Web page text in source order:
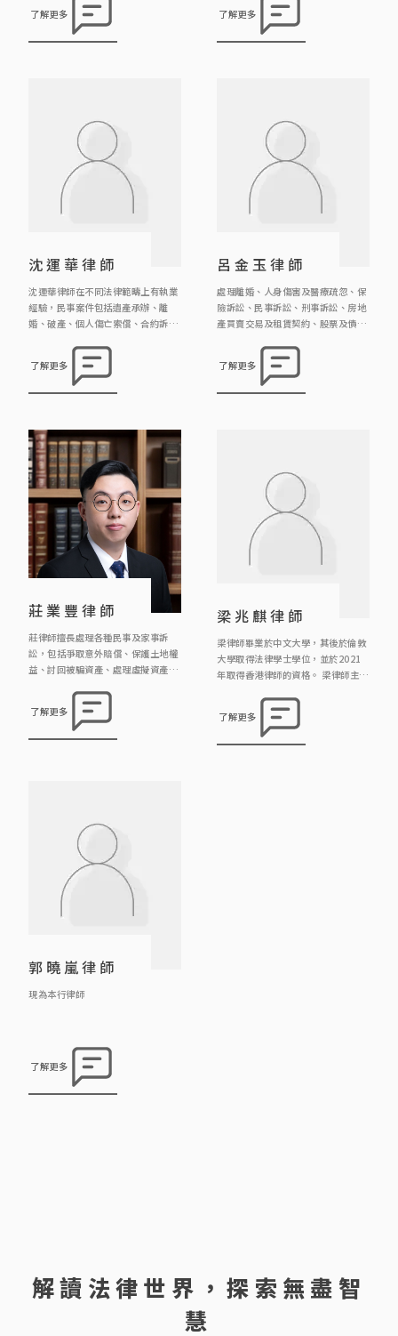
1996年取得香港律師的資格。 宋衛
德律師於2009年成為中國委托公証
人，現在主要工作是辦理中國公証的
了解更多
務及訴訟事宜。其工作範疇廣泛，涵
蓋婚姻、遺產、合約、信託、商業糾
紛、大廈公契及紀律聆訊等領域。除
了解更多
沈運華律師
沈運華律師在不同法律範疇上有執業
經驗，民事案件包括遺產承辦、離
婚、破產、個人傷亡索償、合約訴
括盜竊、性罪行/窺淫罪、刑事恐
嚇、普通襲擊/傷人罪、虐兒、妨礙
公務罪、欺詐罪、虛報資產/虛假文
工與法律」科兼職導師，他曾擔任建
築物上訴審裁小組成員及任職區議
員，經常於社區舉辦義務法律諮詢
[…]
了解更多
呂金玉律師
處理離婚、人身傷害及醫療疏忽、保
險訴訟、民事訴訟、刑事訴訟、房地
產買賣交易及租賃契約、股票及債權
理等法律事務。
了解更多
莊業豐律師
莊律師擅長處理各種民事及家事訴
訟，包括爭取意外賠償、保護土地權
益、討回被騙資產、處理虛擬資產、
贍養費等等。莊律師相信採取在訴訟
過程中，最佳策略是「不戰而屈人之
兵」，因此大部分客人都能避免要走
了解更多
梁兆麒律師
梁律師畢業於中文大學，其後於倫敦
大學取得法律學士學位，並於2021
年取得香港律師的資格。 梁律師主要
辦等案件，亦曾處理及協助辦理刑事
訴訟、工傷索償及人身傷害訴訟等案
件。 梁律師十分關注法律科技的發
了解更多
郭曉嵐律師
現為本行律師
了解更多
解讀法律世界，探索無盡智
慧